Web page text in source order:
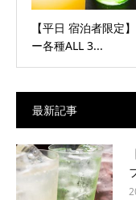
【平日 宿泊者限定
ー各種ALL 3...
最新記事